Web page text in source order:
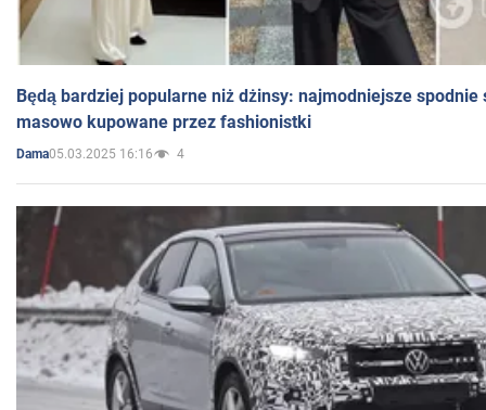
Będą bardziej popularne niż dżinsy: najmodniejsze spodnie
masowo kupowane przez fashionistki
Dama05.03.2025 16:16 4